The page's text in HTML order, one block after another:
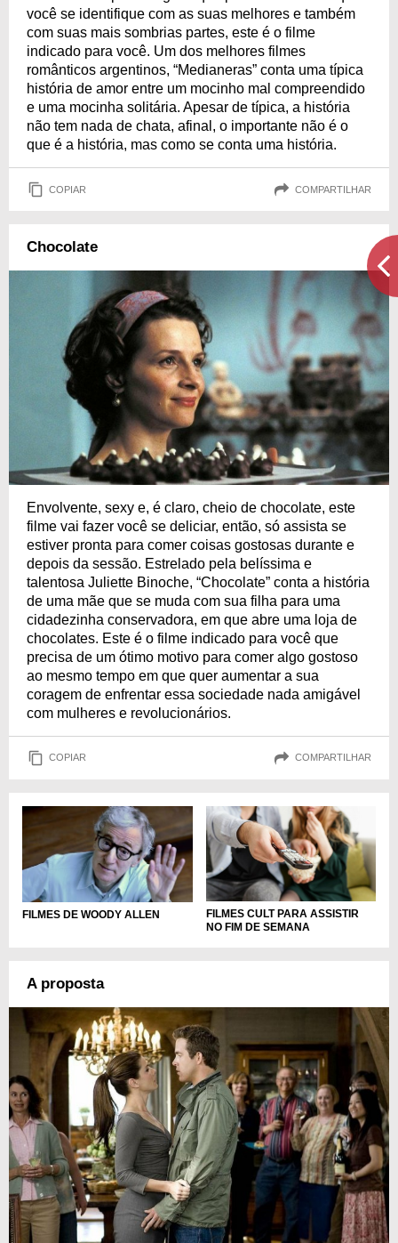
você se identifique com as suas melhores e também
com suas mais sombrias partes, este é o filme
indicado para você. Um dos melhores filmes
românticos argentinos, “Medianeras” conta uma típica
história de amor entre um mocinho mal compreendido
e uma mocinha solitária. Apesar de típica, a história
não tem nada de chata, afinal, o importante não é o
que é a história, mas como se conta uma história.
COPIAR COMPARTILHAR
Chocolate
Envolvente, sexy e, é claro, cheio de chocolate, este
filme vai fazer você se deliciar, então, só assista se
estiver pronta para comer coisas gostosas durante e
depois da sessão. Estrelado pela belíssima e
talentosa Juliette Binoche, “Chocolate” conta a história
de uma mãe que se muda com sua filha para uma
cidadezinha conservadora, em que abre uma loja de
chocolates. Este é o filme indicado para você que
precisa de um ótimo motivo para comer algo gostoso
ao mesmo tempo em que quer aumentar a sua
coragem de enfrentar essa sociedade nada amigável
com mulheres e revolucionários.
COPIAR COMPARTILHAR
FILMES DE WOODY ALLEN
FILMES CULT PARA ASSISTIR
NO FIM DE SEMANA
A proposta